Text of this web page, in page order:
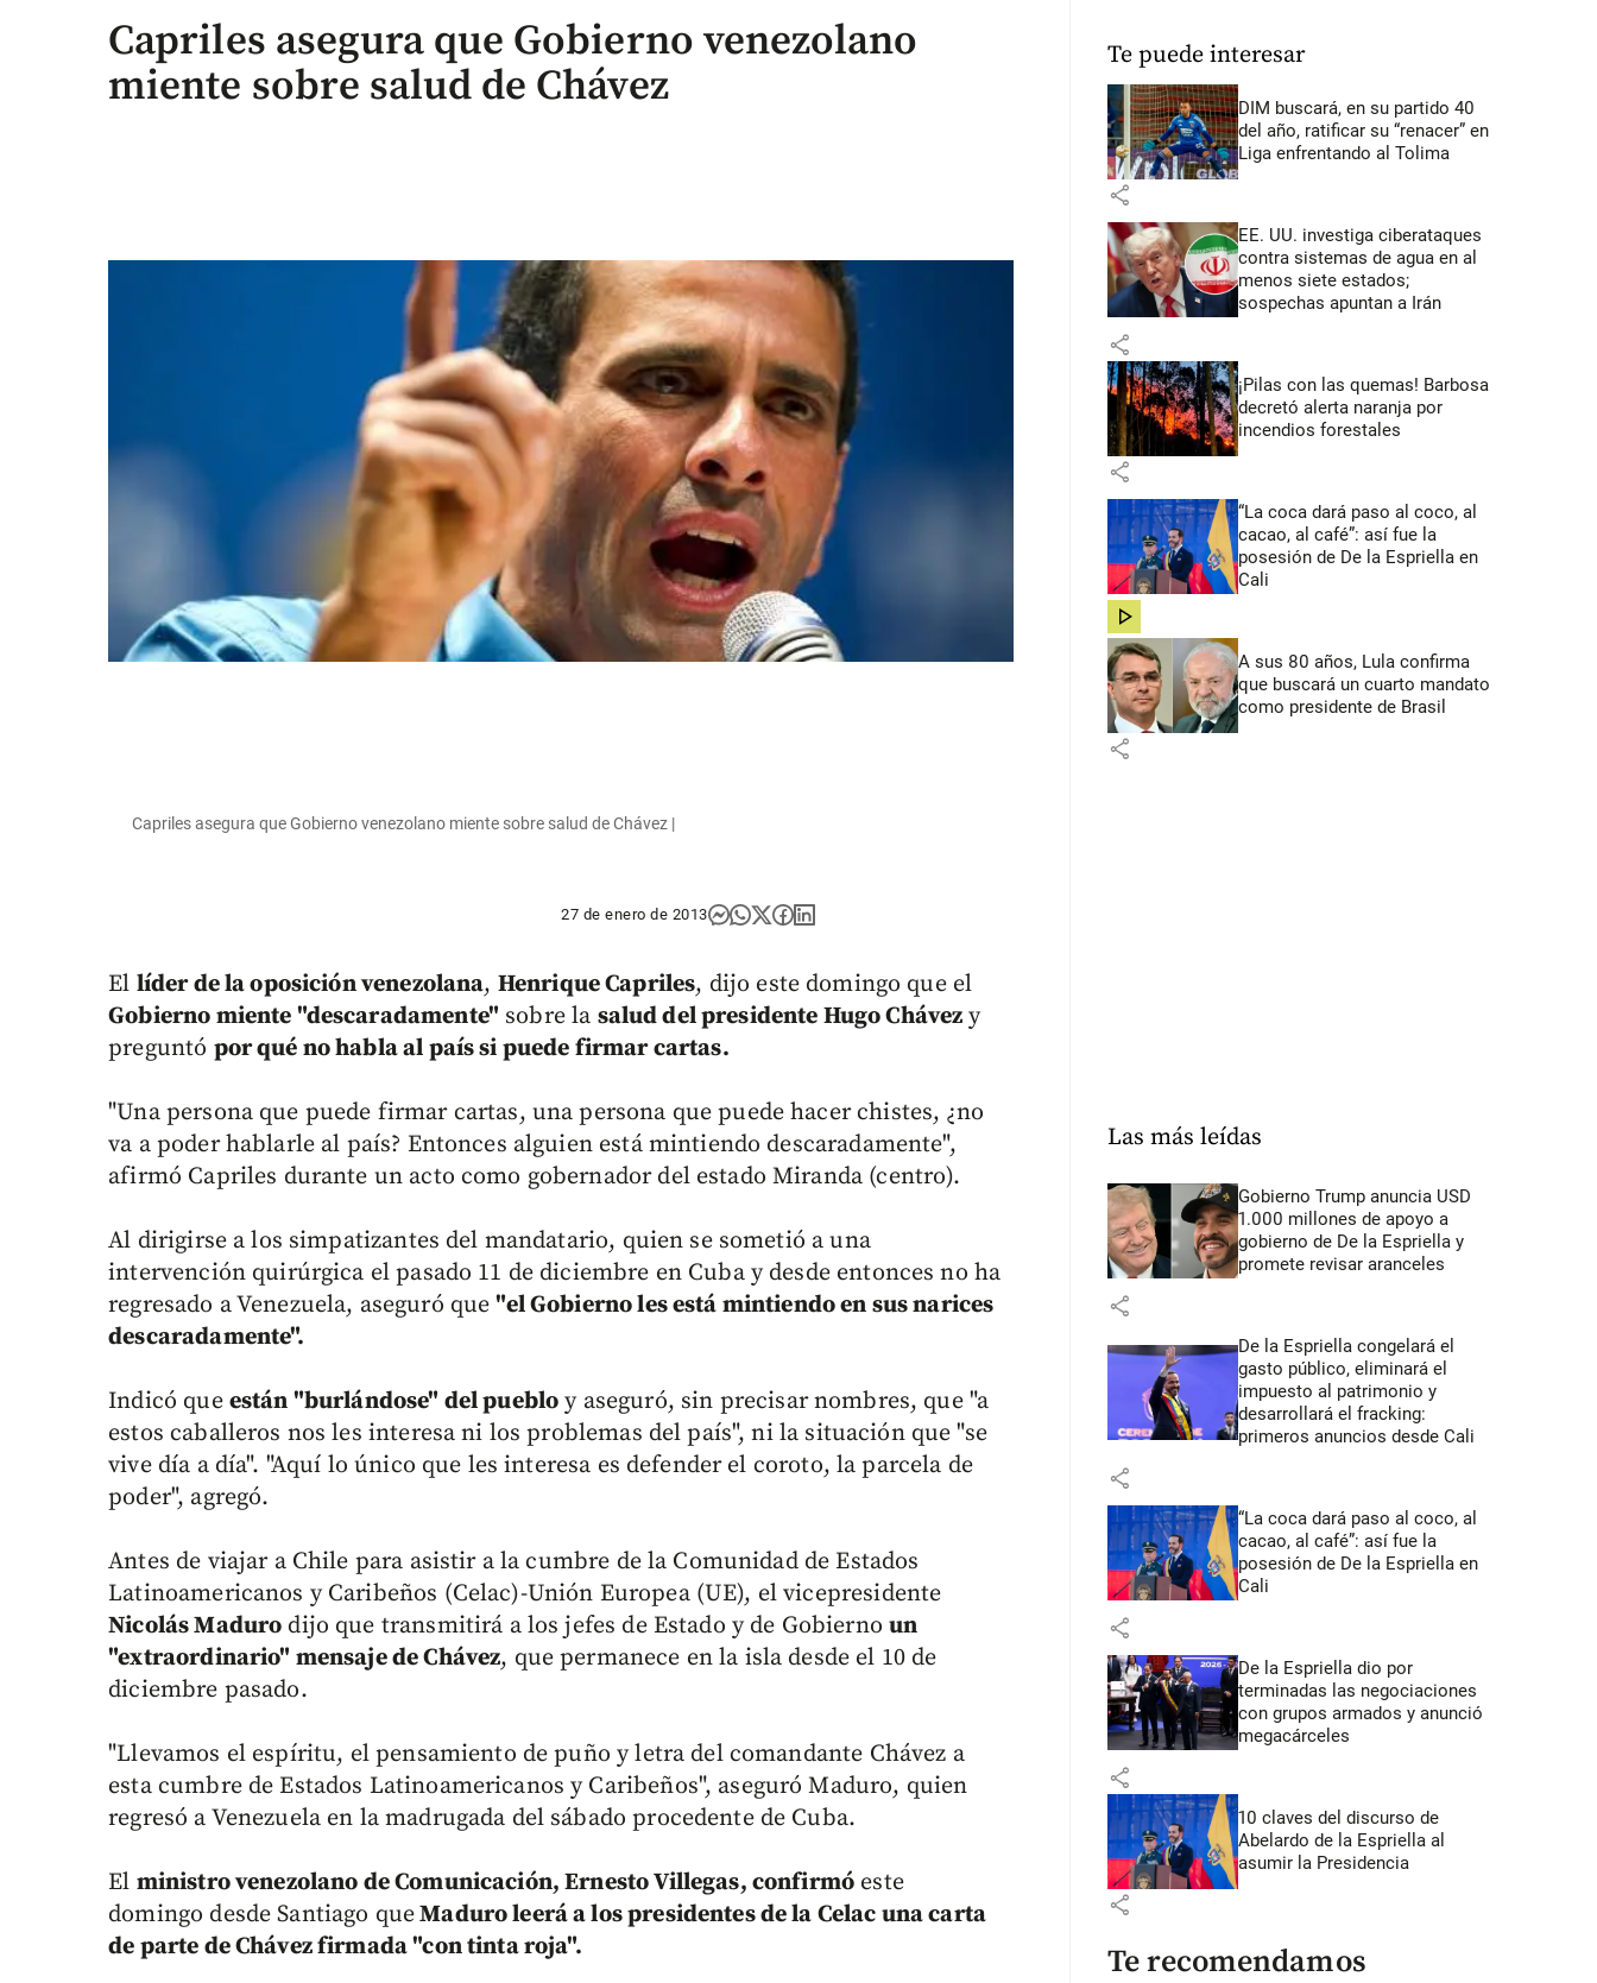
Capriles asegura que Gobierno venezolano
miente sobre salud de Chávez
Capriles asegura que Gobierno venezolano miente sobre salud de Chávez |
27 de enero de 2013
El líder de la oposición venezolana, Henrique Capriles, dijo este domingo que el
Gobierno miente "descaradamente" sobre la salud del presidente Hugo Chávez y
preguntó por qué no habla al país si puede firmar cartas.
"Una persona que puede firmar cartas, una persona que puede hacer chistes, ¿no
va a poder hablarle al país? Entonces alguien está mintiendo descaradamente",
afirmó Capriles durante un acto como gobernador del estado Miranda (centro).
Al dirigirse a los simpatizantes del mandatario, quien se sometió a una
intervención quirúrgica el pasado 11 de diciembre en Cuba y desde entonces no ha
regresado a Venezuela, aseguró que"el Gobierno les está mintiendo en sus narices
descaradamente".
Indicó que están "burlándose" del pueblo y aseguró, sin precisar nombres, que "a
estos caballeros nos les interesa ni los problemas del país", ni la situación que "se
vive día a día". "Aquí lo único que les interesa es defender el coroto, la parcela de
poder", agregó.
Antes de viajar a Chile para asistir a la cumbre de la Comunidad de Estados
Latinoamericanos y Caribeños (Celac)-Unión Europea (UE), el vicepresidente
Nicolás Maduro dijo que transmitirá a los jefes de Estado y de Gobierno un
"extraordinario" mensaje de Chávez, que permanece en la isla desde el 10 de
diciembre pasado.
"Llevamos el espíritu, el pensamiento de puño y letra del comandante Chávez a
esta cumbre de Estados Latinoamericanos y Caribeños", aseguró Maduro, quien
regresó a Venezuela en la madrugada del sábado procedente de Cuba.
El ministro venezolano de Comunicación, Ernesto Villegas, confirmó este
domingo desde Santiago queMaduro leerá a los presidentes de la Celac una carta
de parte de Chávez firmada "con tinta roja".
Te puede interesar
DIM buscará, en su partido 40
del año, ratificar su “renacer” en
Liga enfrentando al Tolima
share
EE. UU. investiga ciberataques
contra sistemas de agua en al
menos siete estados;
sospechas apuntan a Irán
share
¡Pilas con las quemas! Barbosa
decretó alerta naranja por
incendios forestales
share
“La coca dará paso al coco, al
cacao, al café”: así fue la
posesión de De la Espriella en
Cali
share
A sus 80 años, Lula confirma
que buscará un cuarto mandato
como presidente de Brasil
share
Las más leídas
Gobierno Trump anuncia USD
1.000 millones de apoyo a
gobierno de De la Espriella y
promete revisar aranceles
share
De la Espriella congelará el
gasto público, eliminará el
impuesto al patrimonio y
desarrollará el fracking:
primeros anuncios desde Cali
share
“La coca dará paso al coco, al
cacao, al café”: así fue la
posesión de De la Espriella en
Cali
share
De la Espriella dio por
terminadas las negociaciones
con grupos armados y anunció
megacárceles
share
10 claves del discurso de
Abelardo de la Espriella al
asumir la Presidencia
share
Te recomendamos